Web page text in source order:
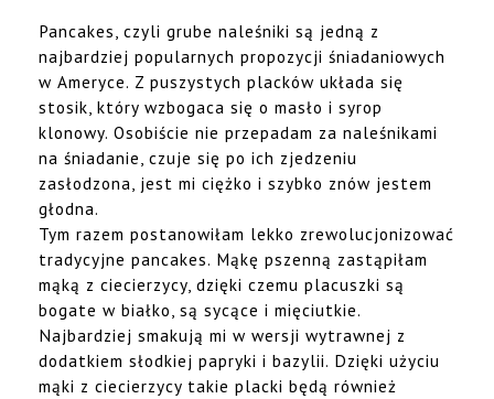
Pancakes, czyli grube naleśniki są jedną z
najbardziej popularnych propozycji śniadaniowych
w Ameryce. Z puszystych placków układa się
stosik, który wzbogaca się o masło i syrop
klonowy. Osobiście nie przepadam za naleśnikami
na śniadanie, czuje się po ich zjedzeniu
zasłodzona, jest mi ciężko i szybko znów jestem
głodna.
Tym razem postanowiłam lekko zrewolucjonizować
tradycyjne pancakes. Mąkę pszenną zastąpiłam
mąką z ciecierzycy, dzięki czemu placuszki są
bogate w białko, są sycące i mięciutkie.
Najbardziej smakują mi w wersji wytrawnej z
dodatkiem słodkiej papryki i bazylii. Dzięki użyciu
mąki z ciecierzycy takie placki będą również